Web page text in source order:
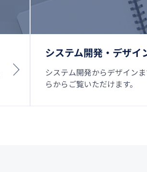
システム開発・デザイ
システム開発からデザイン
らからご覧いただけます。